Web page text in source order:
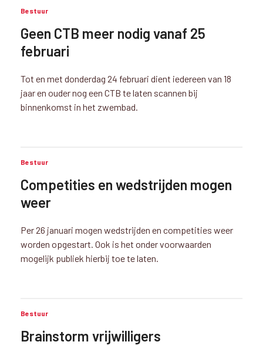
Bestuur
Geen CTB meer nodig vanaf 25
februari
Tot en met donderdag 24 februari dient iedereen van 18
jaar en ouder nog een CTB te laten scannen bij
binnenkomst in het zwembad.
Bestuur
Competities en wedstrijden mogen
weer
Per 26 januari mogen wedstrijden en competities weer
worden opgestart. Ook is het onder voorwaarden
mogelijk publiek hierbij toe te laten.
Bestuur
Brainstorm vrijwilligers